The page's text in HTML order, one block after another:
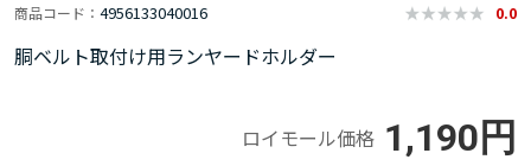
商品コード 4956133040016 0.0
胴ベルト取付け用ランヤードホルダー
ロイモール価格 1,190円